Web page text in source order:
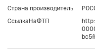
Страна производитель
СсылкаНаФТП